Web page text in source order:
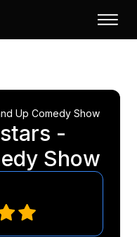
Up Comedy Show
-
Show